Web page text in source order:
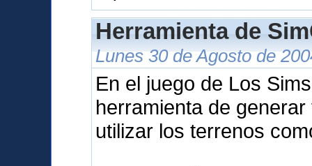
Herramienta de
Lunes 30 de Agosto de
En el juego de Los
herramienta de
utilizar los terrenos